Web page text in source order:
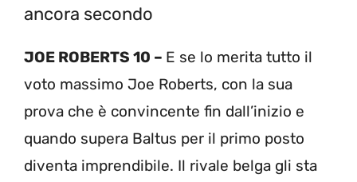
ancora secondo
JOE ROBERTS 10 – E se lo merita tutto il
voto massimo Joe Roberts, con la sua
prova che è convincente fin dall’inizio e
quando supera Baltus per il primo posto
diventa imprendibile. Il rivale belga gli sta